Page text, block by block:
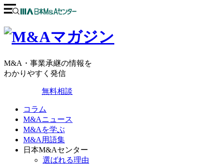
M&A・事業承継の情報を
わかりやすく発信
無料相談
コラム
M&Aニュース
M&Aを学ぶ
M&A用語集
日本M&Aセンター
選ばれる理由